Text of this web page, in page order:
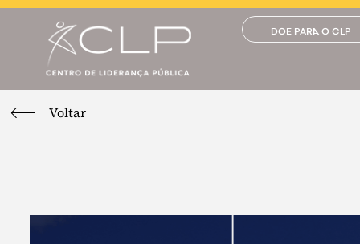
DOE PARA O CLP
Voltar